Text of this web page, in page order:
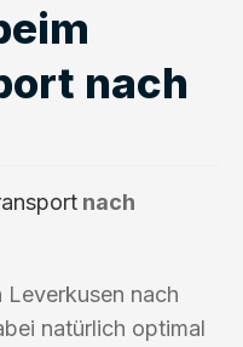
nach
nach
nach
natürlich optimal